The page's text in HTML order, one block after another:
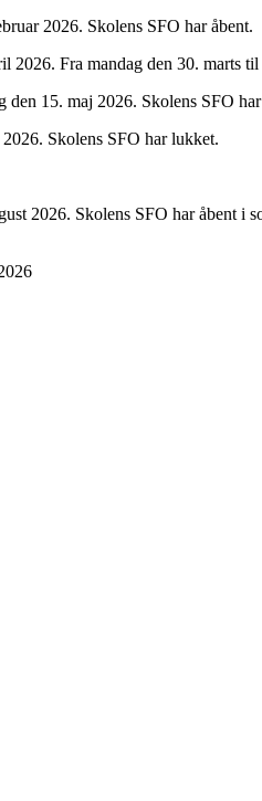
2026. Skolens SFO har åbent.
2026. Fra mandag den 30.
den 15. maj 2026. Skolens SFO
Skolens SFO har lukket.
2026. Skolens SFO har